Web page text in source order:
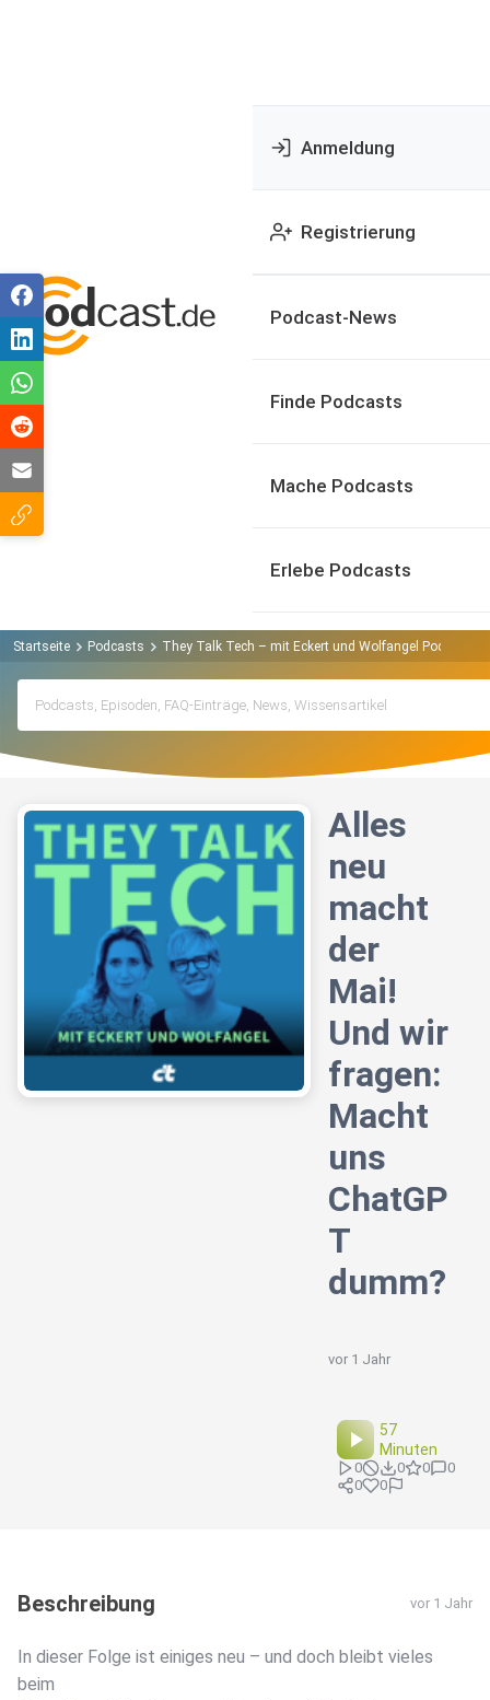
Anmeldung
Registrierung
Podcast-News
Finde Podcasts
Mache Podcasts
Erlebe Podcasts
Startseite Podcasts They Talk Tech – mit Eckert und Wolfangel Podcast
Alles
neu
macht
der
Mai!
Und wir
fragen:
Macht
uns
ChatGP
T
dumm?
vor 1 Jahr
57
Minuten
0 0 0
0
0
0
Beschreibung vor 1 Jahr
In dieser Folge ist einiges neu – und doch bleibt vieles
beim